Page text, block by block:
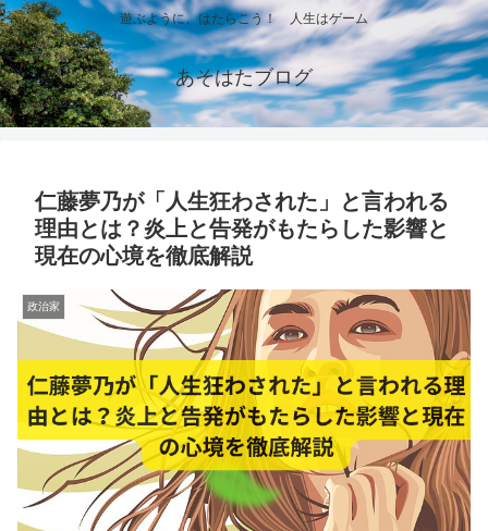
遊ぶように、はたらこう！ 人生はゲーム
あそはたブログ
仁藤夢乃が「人生狂わされた」と言われる
理由とは？炎上と告発がもたらした影響と
現在の心境を徹底解説
政治家